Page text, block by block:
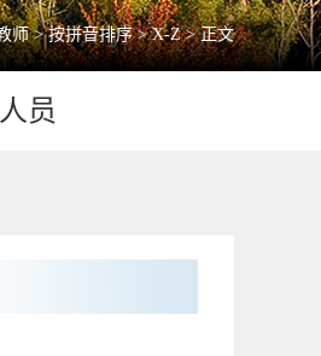
师>按拼音排序>X-Z> 正文
员